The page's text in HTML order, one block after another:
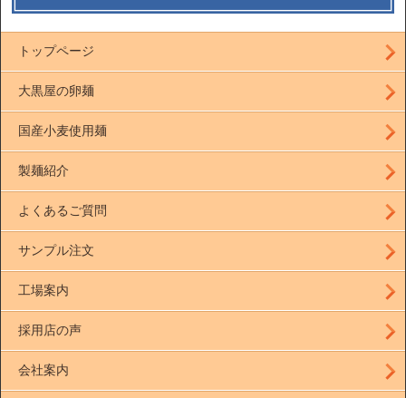
トップページ
大黒屋の卵麺
国産小麦使用麺
製麺紹介
よくあるご質問
サンプル注文
工場案内
採用店の声
会社案内